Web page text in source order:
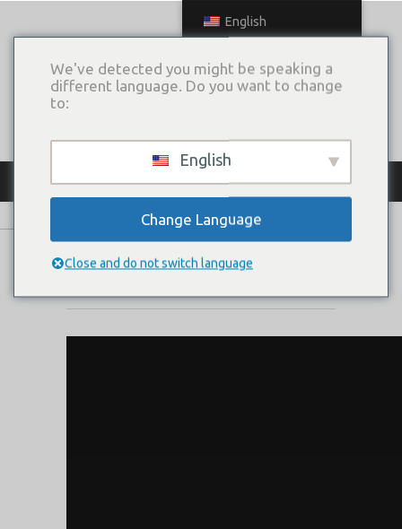
КАТАЛОГ ПЛАТЬЕВ
MON CHERIE
English
We've detected you might be speaking a
different language. Do you want to change
to:
English
Change Language
Close and do not switch language